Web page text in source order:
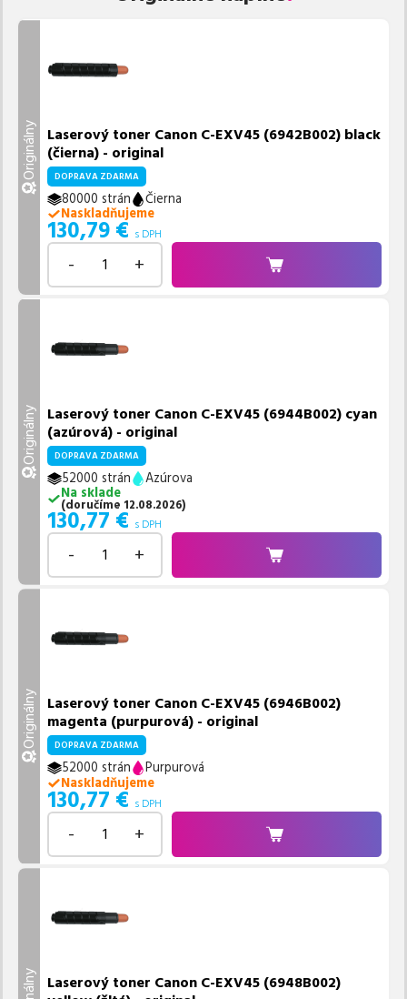
dispozícii na odoslanie.
Ak si pri výbere nie ste istí, ktoré riešenie je pre vaše potreby
nás kedykoľvek obrátiť e-mailom alebo telefonicky. Sme tu, aby
sme vám pomohli vybrať to najlepšie riešenie.
Originálny Laserový toner Canon C-EXV45 (6942B002) black
(čierna) - original
DOPRAVA ZDARMA
80000 strán
Čierna
Naskladňujeme
130,79 € s DPH
- +
Originálny Laserový toner Canon C-EXV45 (6944B002) cyan
(azúrová) - original
DOPRAVA ZDARMA
52000 strán
Azúrova
Na sklade
(doručíme 12.08.2026)
130,77 € s DPH
- +
Originálny Laserový toner Canon C-EXV45 (6946B002)
magenta (purpurová) - original
DOPRAVA ZDARMA
52000 strán
Purpurová
Naskladňujeme
130,77 € s DPH
- +
Laserový toner Canon C-EXV45 (6948B002)